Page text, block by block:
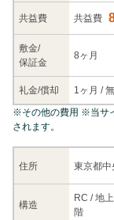
共益費 共益費
敷金/
保証金
8ヶ月
礼金/償却 1ヶ月 /無
住所 東京都
構造
RC / 地
階
※その他の費用 ※当サ
されます。